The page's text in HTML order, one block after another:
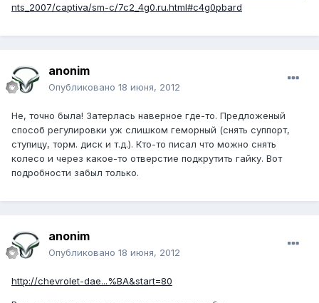
nts_2007/captiva/sm-c/7c2_4g0.ru.html#c4g0pbard
anonim
Опубликовано 18 июня, 2012
Не, точно была! Затерлась наверное где-то. Предложеный
способ регулировки уж слишком геморный (снять суппорт,
ступицу, торм. диск и т.д.). Кто-то писал что можно снять
колесо и через какое-то отверстие подкрутить гайку. Вот
подробности забыл только.
anonim
Опубликовано 18 июня, 2012
http://chevrolet-dae...%BA&start=80